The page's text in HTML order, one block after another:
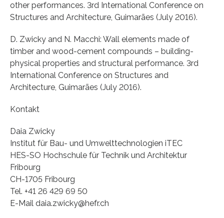
other performances. 3rd International Conference on
Structures and Architecture, Guimarães (July 2016).
D. Zwicky and N. Macchi: Wall elements made of
timber and wood-cement compounds – building-
physical properties and structural performance. 3rd
International Conference on Structures and
Architecture, Guimarães (July 2016).
Kontakt
Daia Zwicky
Institut für Bau- und Umwelttechnologien iTEC
HES-SO Hochschule für Technik und Architektur
Fribourg
CH-1705 Fribourg
Tel. +41 26 429 69 50
E-Mail daia.zwicky@hefr.ch